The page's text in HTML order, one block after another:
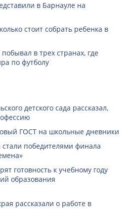
в Барнауле на
стоит собрать ребенка в
в трех странах, где
по футболу
детского сада рассказал,
ГОСТ на школьные дневники
победителями финала
готовность к учебному году
образования
рассказали о работе в